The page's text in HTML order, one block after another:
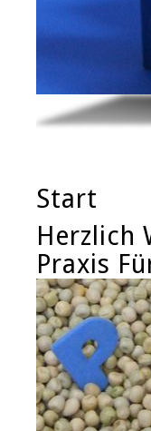
Start
Herzlich
Praxis